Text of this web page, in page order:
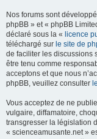
Nos forums sont
phpBB » et « phpBB
déclaré sous la « licence
téléchargé sur le site de
de faciliter les discussions
être tenu comme
acceptons et que nous
phpBB, veuillez consulter
Vous acceptez de ne
vulgaire, diffamatoire,
transgresser la législation
« scienceamusante.net »